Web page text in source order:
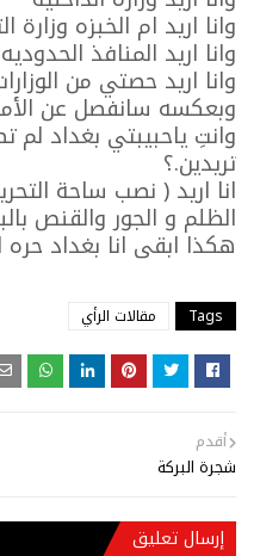
وانا اريد ام الخبزه وزارة
وانا اريد المنافذ الحدوديه
وانا اريد حصتي من
وبعكسه سانفصل عن
وانتِ ياحبيبتي بغداد
تريدين.؟
انا اريد ( نصب ساحة
الظلم و الجور والقنص
هكذا ابقى انا بغداد حره
Tags مقالات الرأي
أقدم
شجرة البركة
إرسال تعليق